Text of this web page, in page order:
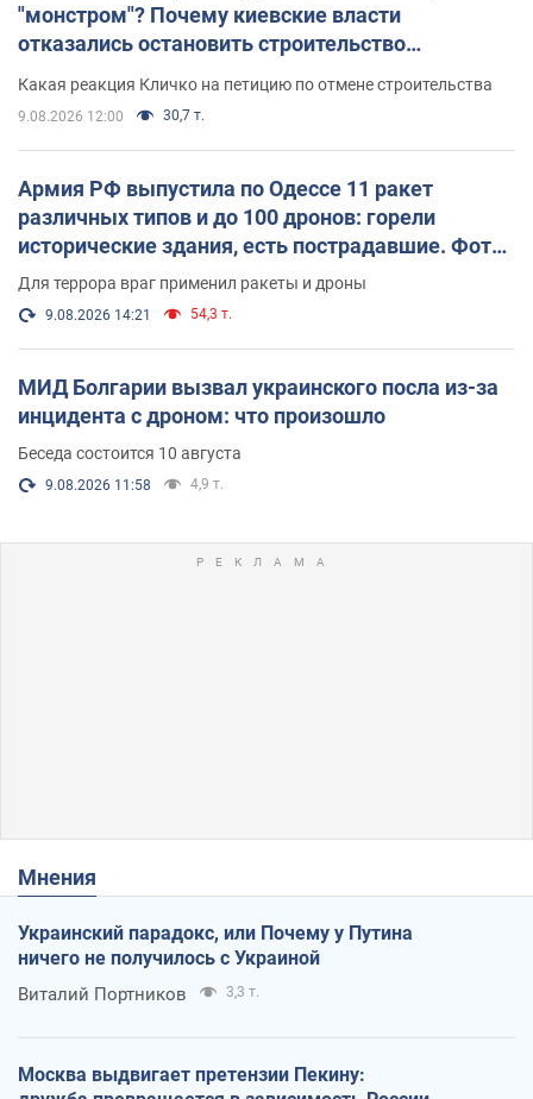
"монстром"? Почему киевские власти
отказались остановить строительство
Какая реакция Кличко на петицию по отмене строительства
9.08.2026 12:00 30,7 т.
Армия РФ выпустила по Одессе 11 ракет
различных типов и до 100 дронов: горели
исторические здания, есть пострадавшие. Фото
и видео
Для террора враг применил ракеты и дроны
9.08.2026 14:21 54,3 т.
МИД Болгарии вызвал украинского посла из-за
инцидента с дроном: что произошло
Беседа состоится 10 августа
9.08.2026 11:58 4,9 т.
Мнения
Украинский парадокс, или Почему у Путина
ничего не получилось с Украиной
Виталий Портников 3,3 т.
Москва выдвигает претензии Пекину: